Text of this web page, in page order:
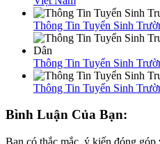
Thông Tin Tuyển Sinh
Thông Tin Tuyển Sinh
Thông Tin Tuyển Sinh
Bình Luận Của Bạn:
Bạn có thắc mắc, ý kiến đóng